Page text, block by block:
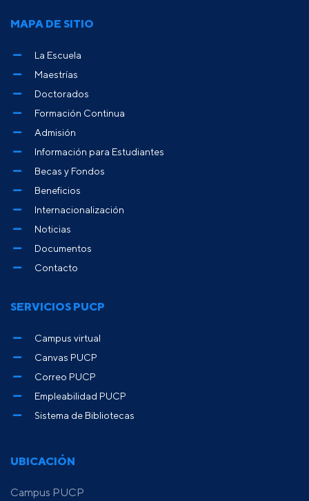
UBICACIÓN
Campus PUCP
MAPA DE SITIO
La Escuela
Maestrías
Doctorados
Formación Continua
Admisión
Información para Estudiantes
Becas y Fondos
Beneficios
Internacionalización
Noticias
Documentos
Contacto
SERVICIOS PUCP
Campus virtual
Canvas PUCP
Correo PUCP
Empleabilidad PUCP
Sistema de Bibliotecas